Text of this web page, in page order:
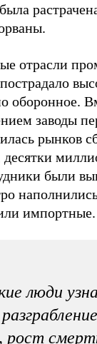
отрасли
оборонное.
заводы
рынков
были
импортные.
люди
рост